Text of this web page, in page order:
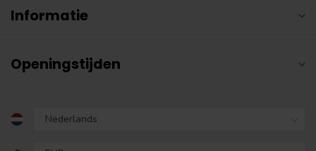
Informatie
Openingstijden